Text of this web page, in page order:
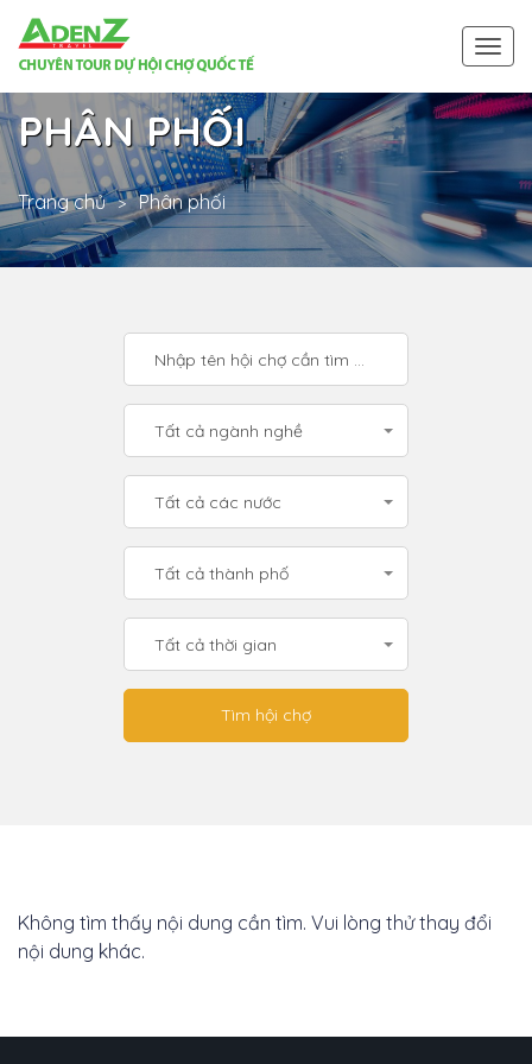
PHÂN PHỐI
Trang chủ Phân phối
Tất cả ngành nghề
Tất cả các nước
Tất cả thành phố
Tất cả thời gian
Không tìm thấy nội dung cần tìm. Vui lòng thử thay đổi
nội dung khác.